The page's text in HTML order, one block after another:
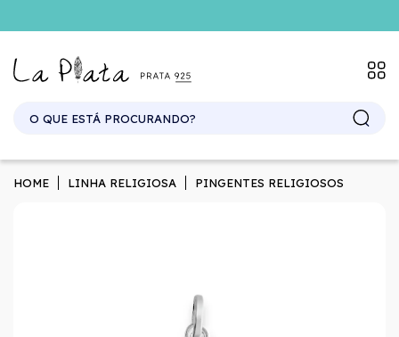
HOME LINHA RELIGIOSA PINGENTES RELIGIOSOS